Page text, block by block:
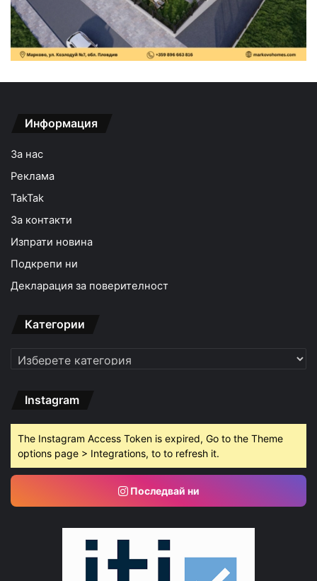
Информация
За нас
Реклама
TakTak
За контакти
Изпрати новина
Подкрепи ни
Декларация за поверителност
Категории
Категории
Instagram
The Instagram Access Token is expired, Go to the Theme
options page > Integrations, to to refresh it.
Последвай ни